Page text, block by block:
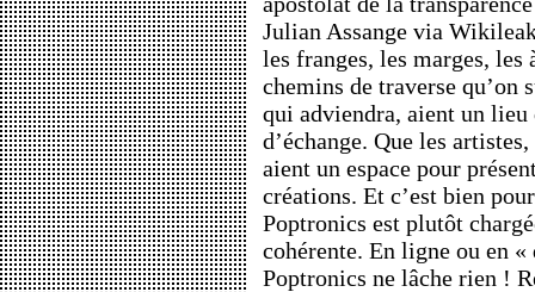
Julian Assange via
les franges, les marges, les
chemins de traverse qu’on
qui adviendra, aient un
d’échange. Que les
aient un espace pour
créations. Et c’est bien
Poptronics est plutôt
cohérente. En ligne ou en
Poptronics ne lâche rien !